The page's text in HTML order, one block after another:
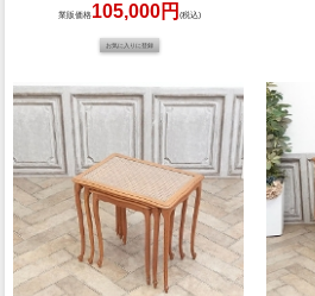
業販価格105,000円(税込)